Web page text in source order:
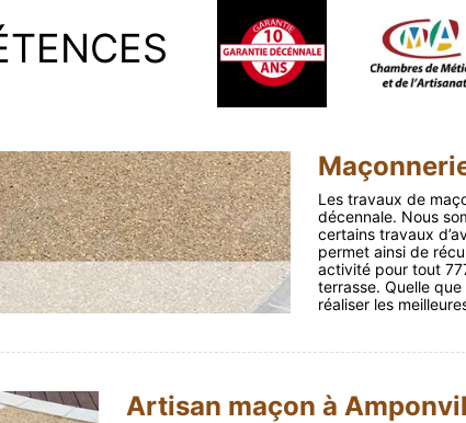
Les travaux de
décennale. Nous
certains travaux
permet ainsi de
activité pour tout
terrasse. Quelle
réaliser les
Artisan maçon à